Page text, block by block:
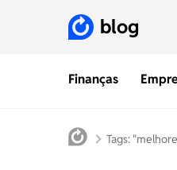
Finanças
blog
Tags: